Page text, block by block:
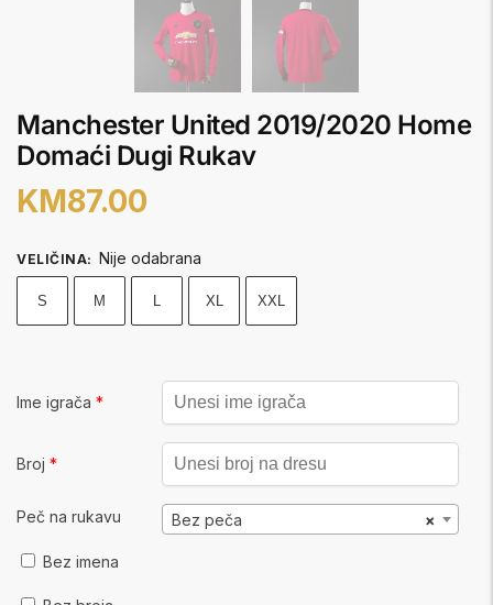
Manchester United 2019/2020 Home
Domaći Dugi Rukav
KM87.00
VELIČINA: Nije odabrana
S M L XL XXL
Ime igrača *
Broj *
Peč na rukavu ×
Bez peča
Bez imena